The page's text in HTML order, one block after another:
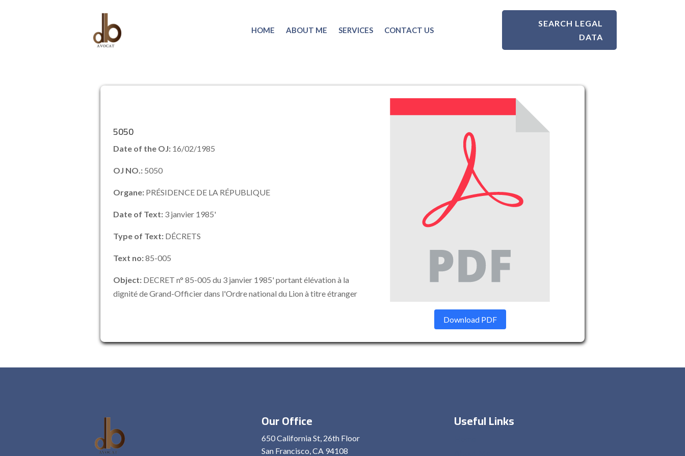
HOME ABOUT ME SERVICES CONTACT US
SEARCH LEGAL
DATA
5050
Date of the OJ: 16/02/1985
OJ NO.: 5050
Organe: PRÉSIDENCE DE LA RÉPUBLIQUE
Date of Text: 3 janvier 1985'
Type of Text: DÉCRETS
Text no:85-005
Object: DECRET n° 85-005 du 3 janvier 1985' portant élévation à la
dignité de Grand-Officier dans l'Ordre national du Lion à titre étranger
Download PDF
Our Office
650 California St, 26th Floor
San Francisco, CA 94108
Useful Links